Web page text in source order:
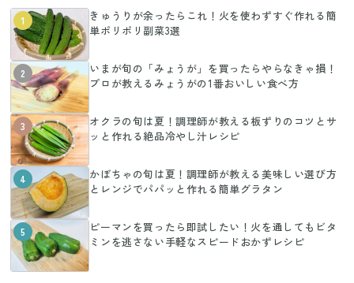
1
きゅうりが余ったらこれ！火を使わずすぐ作れる簡
単ポリポリ副菜3選
2
いまが旬の「みょうが」を買ったらやらなきゃ損！
プロが教えるみょうがの1番おいしい食べ方
3
オクラの旬は夏！調理師が教える板ずりのコツとサ
ッと作れる絶品冷やし汁レシピ
4
かぼちゃの旬は夏！調理師が教える美味しい選び方
とレンジでパパッと作れる簡単グラタン
5
ピーマンを買ったら即試したい！火を通してもビタ
ミンを逃さない手軽なスピードおかずレシピ